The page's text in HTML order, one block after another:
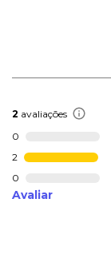
2 avaliações
0
2
0
Avaliar